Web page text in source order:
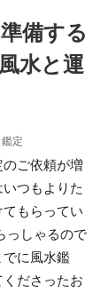
備する
水と運
鑑定
ご依頼が増
つもよりた
てもらってい
っしゃるので
に風水鑑
ださったお